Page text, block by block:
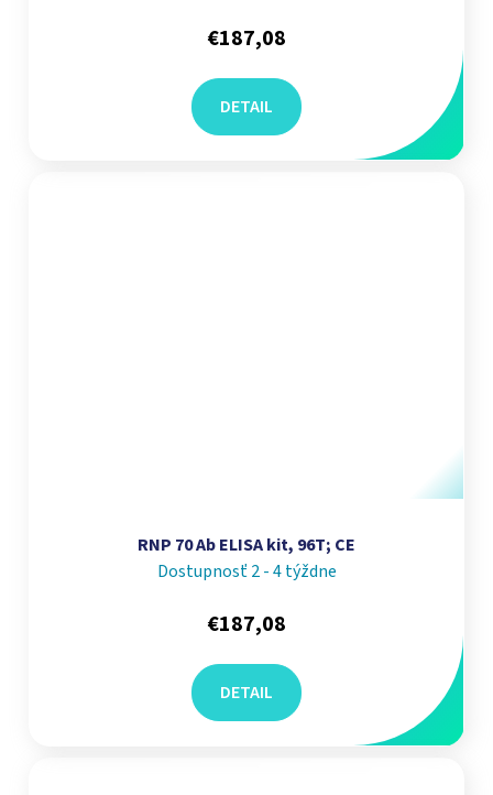
€187,08
DETAIL
RNP 70 Ab ELISA kit, 96T; CE
Dostupnosť 2 - 4 týždne
€187,08
DETAIL